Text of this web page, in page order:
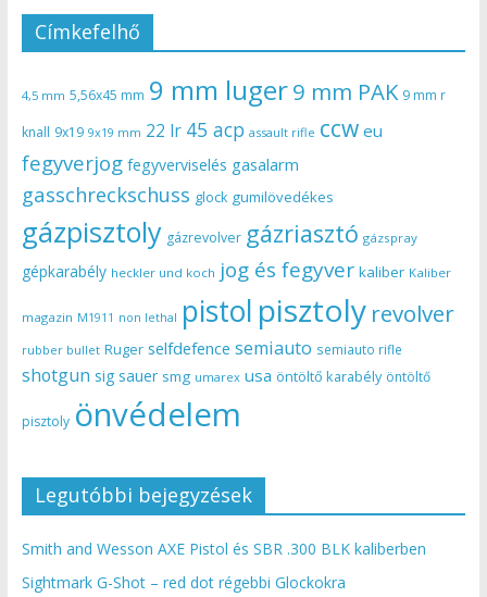
Címkefelhő
4,5 mm 5,56x45 mm 9 mm luger9 mm PAK 9 mm r
knall 9x19 9x19 mm 22 lr 45 acp assault rifle ccw eu
fegyverjog fegyverviselés gasalarm
gasschreckschuss glock gumilövedékes
gázpisztoly gázrevolver gázriasztó gázspray
gépkarabély heckler und koch jog és fegyver kaliber Kaliber
magazin M1911 non lethal pistol pisztoly revolver
rubber bullet Ruger selfdefence semiauto semiauto rifle
shotgun sig sauer smg umarex usa öntöltő karabély öntöltő
pisztoly önvédelem
Legutóbbi bejegyzések
Smith and Wesson AXE Pistol és SBR .300 BLK kaliberben
Sightmark G-Shot – red dot régebbi Glockokra